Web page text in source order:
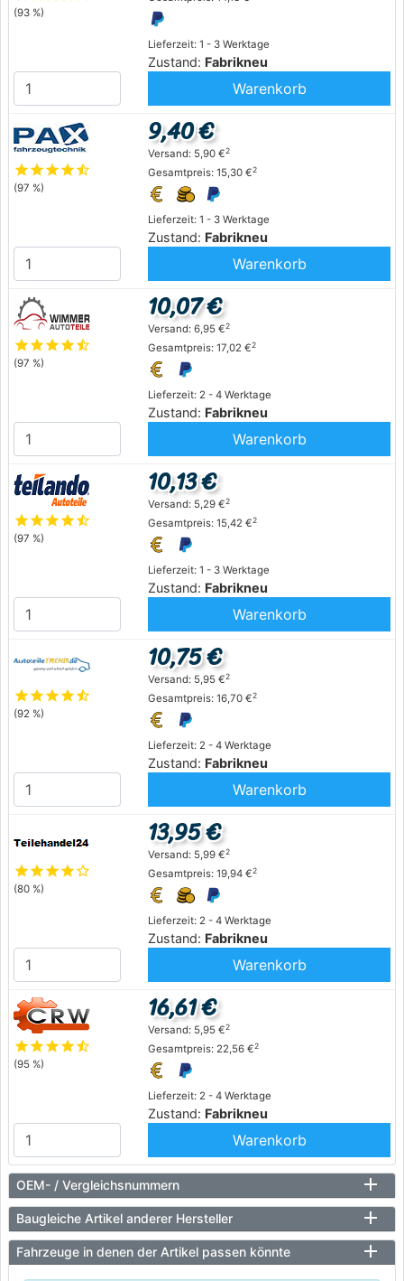
(93 %)
Lieferzeit: 1 - 3 Werktage
Zustand: Fabrikneu
Warenkorb
starstarstarstarstar_half
(97 %)
Lieferzeit: 1 - 3 Werktage
Zustand: Fabrikneu
9,40 €
Versand: 5,90 €2
Gesamtpreis: 15,30 €2
Warenkorb
starstarstarstarstar_half
(97 %)
Lieferzeit: 2 - 4 Werktage
Zustand: Fabrikneu
10,07 €
Versand: 6,95 €2
Gesamtpreis: 17,02 €2
Warenkorb
starstarstarstarstar_half
(97 %)
Lieferzeit: 1 - 3 Werktage
Zustand: Fabrikneu
10,13 €
Versand: 5,29 €2
Gesamtpreis: 15,42 €2
Warenkorb
starstarstarstarstar_half
(92 %)
Lieferzeit: 2 - 4 Werktage
Zustand: Fabrikneu
10,75 €
Versand: 5,95 €2
Gesamtpreis: 16,70 €2
Warenkorb
starstarstarstarstar_outline
(80 %)
Lieferzeit: 2 - 4 Werktage
Zustand: Fabrikneu
13,95 €
Versand: 5,99 €2
Gesamtpreis: 19,94 €2
Warenkorb
starstarstarstarstar_half
(95 %)
Lieferzeit: 2 - 4 Werktage
Zustand: Fabrikneu
16,61 €
Versand: 5,95 €2
Gesamtpreis: 22,56 €2
Warenkorb
OEM- / Vergleichsnummern
Baugleiche Artikel anderer Hersteller
Fahrzeuge in denen der Artikel passen könnte